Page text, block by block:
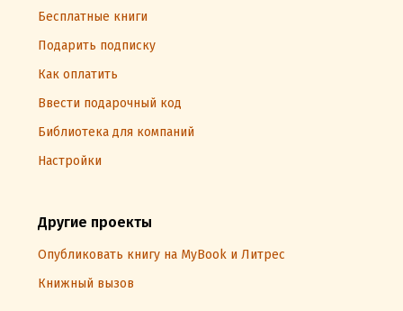
Бесплатные книги
Подарить подписку
Как оплатить
Ввести подарочный код
Библиотека для компаний
Настройки
Другие проекты
Опубликовать книгу на MyBook и Литрес
Книжный вызов